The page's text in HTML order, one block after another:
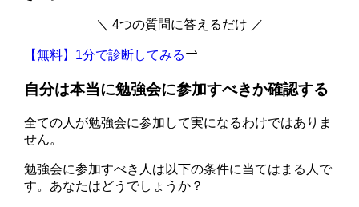
＼ 4つの質問に答えるだけ ／
【無料】1分で診断してみる
自分は本当に勉強会に参加すべきか確認する
全ての人が勉強会に参加して実になるわけではありま
せん。
勉強会に参加すべき人は以下の条件に当てはまる人で
す。あなたはどうでしょうか？